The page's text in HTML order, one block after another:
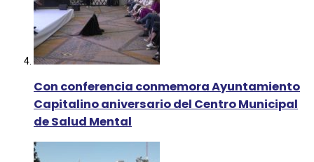
Con conferencia conmemora Ayuntamiento
Capitalino aniversario del Centro Municipal
de Salud Mental